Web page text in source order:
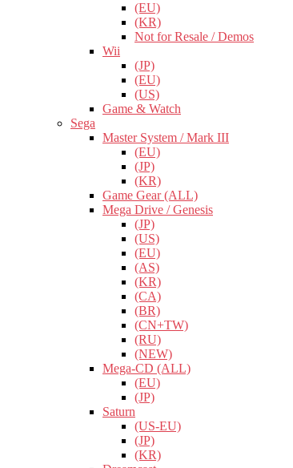
(EU)
(KR)
Not for Resale / Demos
Wii
(JP)
(EU)
(US)
Game & Watch
Sega
Master System / Mark III
(EU)
(JP)
(KR)
Game Gear (ALL)
Mega Drive / Genesis
(JP)
(US)
(EU)
(AS)
(KR)
(CA)
(BR)
(CN+TW)
(RU)
(NEW)
Mega-CD (ALL)
(EU)
(JP)
Saturn
(US-EU)
(JP)
(KR)